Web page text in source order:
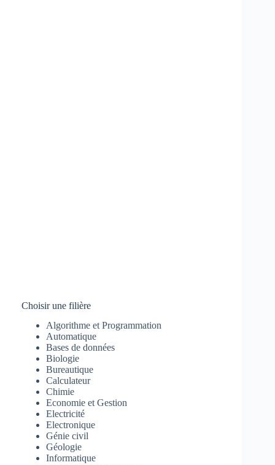
Choisir une filière
Algorithme et Programmation
Automatique
Bases de données
Biologie
Bureautique
Calculateur
Chimie
Economie et Gestion
Electricité
Electronique
Génie civil
Géologie
Informatique